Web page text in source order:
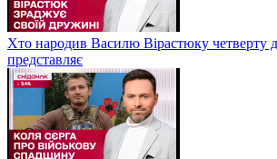
Хто народив Василю Вірастюку
представляє